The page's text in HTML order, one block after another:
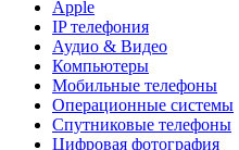
Apple
IP телефония
Аудио & Видео
Компьютеры
Мобильные телефоны
Операционные системы
Спутниковые телефоны
Цифровая фотография